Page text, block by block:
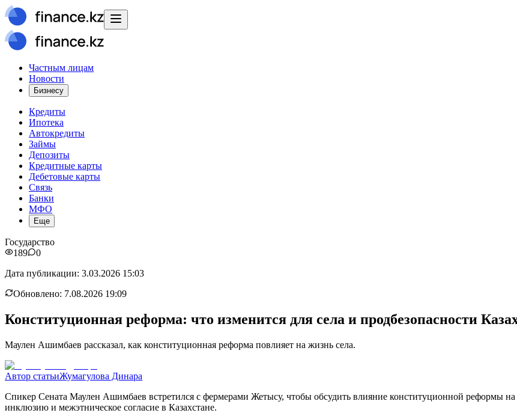
Частным лицам
Новости
Бизнесу
Кредиты
Ипотека
Автокредиты
Займы
Депозиты
Кредитные карты
Дебетовые карты
Связь
Банки
МФО
Еще
Государство
189
0
Дата публикации: 3.03.2026 15:03
Обновлено: 7.08.2026 19:09
Конституционная реформа: что изменится для села и продбезопасности
Маулен Ашимбаев рассказал, как конституционная реформа повлияет на жизнь села.
Автор статьиЖумагулова Динара
Спикер Сената Маулен Ашимбаев встретился с фермерами Жетысу, чтобы обсудить влияние конституционной реформы на
инклюзию и межэтническое согласие в Казахстане.